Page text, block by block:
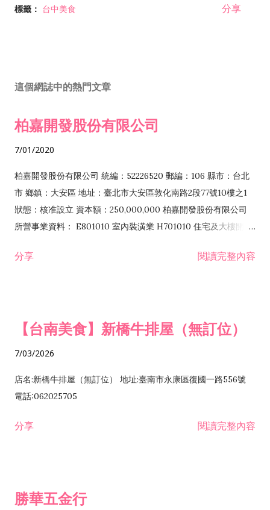
標籤： 台中美食 分享
這個網誌中的熱門文章
柏嘉開發股份有限公司
7/01/2020
柏嘉開發股份有限公司 統編：52226520 郵編：106 縣市：台北
市 鄉鎮：大安區 地址：臺北市大安區敦化南路2段77號10樓之1
狀態：核准設立 資本額：250,000,000 柏嘉開發股份有限公司
所營事業資料： E801010 室內裝潢業 H701010 住宅及大樓開發
發業 H703090 不動產買賣業 H703100 不動產租賃業 I503010
分享 閱讀完整內容
【台南美食】新橋牛排屋（無訂位）
7/03/2026
店名:新橋牛排屋（無訂位） 地址:臺南市永康區復國一路556號
電話:062025705
分享 閱讀完整內容
勝華五金行